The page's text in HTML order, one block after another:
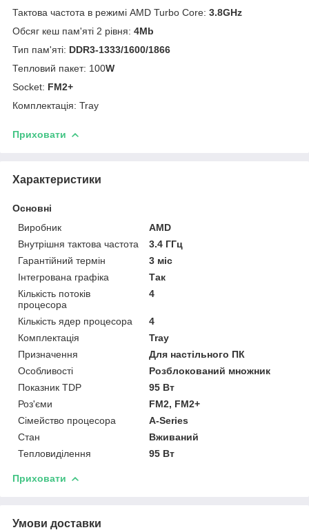
Тактова частота в режимі AMD Turbo Core: 3.8GHz
Обсяг кеш пам'яті 2 рівня: 4Mb
Тип пам'яті: DDR3-1333/1600/1866
Тепловий пакет: 100W
Socket: FM2+
Комплектація: Tray
Приховати
Характеристики
Основні
Виробник
AMD
Внутрішня тактова частота
3.4 ГГц
Гарантійний термін
3 міс
Інтегрована графіка
Так
Кількість потоків
процесора
4
Кількість ядер процесора
4
Комплектація
Tray
Призначення
Для настільного ПК
Особливості
Розблокований множник
Показник TDP
95 Вт
Роз'єми
FM2, FM2+
Сімейство процесора
A-Series
Стан
Вживаний
Тепловиділення
95 Вт
Приховати
Умови доставки